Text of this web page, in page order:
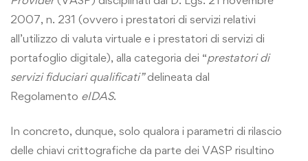
2007, n. 231 (ovvero i prestatori di servizi relativi
all’utilizzo di valuta virtuale e i prestatori di servizi di
portafoglio digitale), alla categoria dei “prestatori di
servizi fiduciari qualificati”delineata dal
Regolamento eIDAS.
In concreto, dunque, solo qualora i parametri di rilascio
delle chiavi crittografiche da parte dei VASP risultino